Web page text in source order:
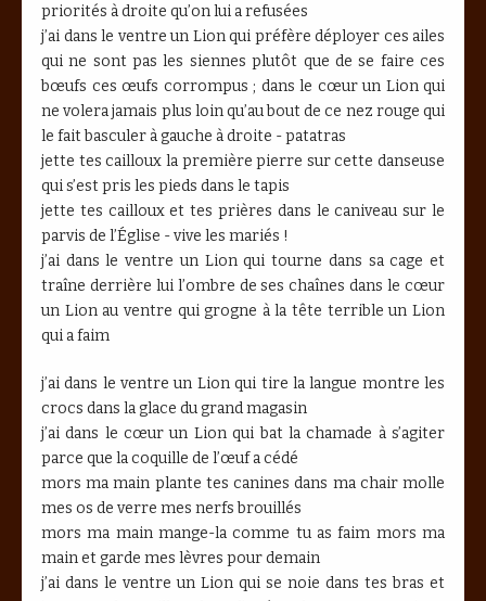
priorités à droite qu’on lui a refusées
j’ai dans le ventre un Lion qui préfère déployer ces ailes
qui ne sont pas les siennes plutôt que de se faire ces
bœufs ces œufs corrompus ; dans le cœur un Lion qui
ne volera jamais plus loin qu’au bout de ce nez rouge qui
le fait basculer à gauche à droite - patatras
jette tes cailloux la première pierre sur cette danseuse
qui s’est pris les pieds dans le tapis
jette tes cailloux et tes prières dans le caniveau sur le
parvis de l’Église - vive les mariés !
j’ai dans le ventre un Lion qui tourne dans sa cage et
traîne derrière lui l’ombre de ses chaînes dans le cœur
un Lion au ventre qui grogne à la tête terrible un Lion
qui a faim
j’ai dans le ventre un Lion qui tire la langue montre les
crocs dans la glace du grand magasin
j’ai dans le cœur un Lion qui bat la chamade à s’agiter
parce que la coquille de l’œuf a cédé
mors ma main plante tes canines dans ma chair molle
mes os de verre mes nerfs brouillés
mors ma main mange-la comme tu as faim mors ma
main et garde mes lèvres pour demain
j’ai dans le ventre un Lion qui se noie dans tes bras et